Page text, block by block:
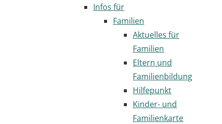
Infos für
Familien
Aktuelles für
Familien
Eltern und
Familienbildung
Hilfepunkt
Kinder- und
Familienkarte